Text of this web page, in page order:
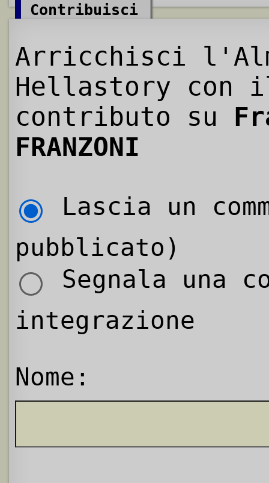
Contribuisci
Arricchisci
Hellastory con
contributo su
FRANZONI
Lascia un
pubblicato)
Segnala una
integrazione
Nome: